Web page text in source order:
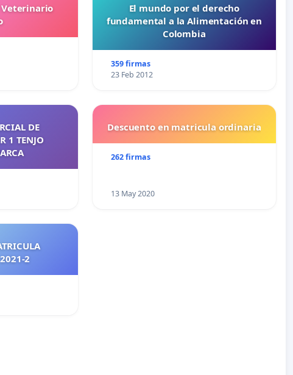
El mundo por el derecho
fundamental a la Alimentación en
Colombia
359 firmas
23 Feb 2012
DE
1 TENJO
Descuento en matricula ordinaria
262 firmas
13 May 2020
UNIMINUTO 2021-2